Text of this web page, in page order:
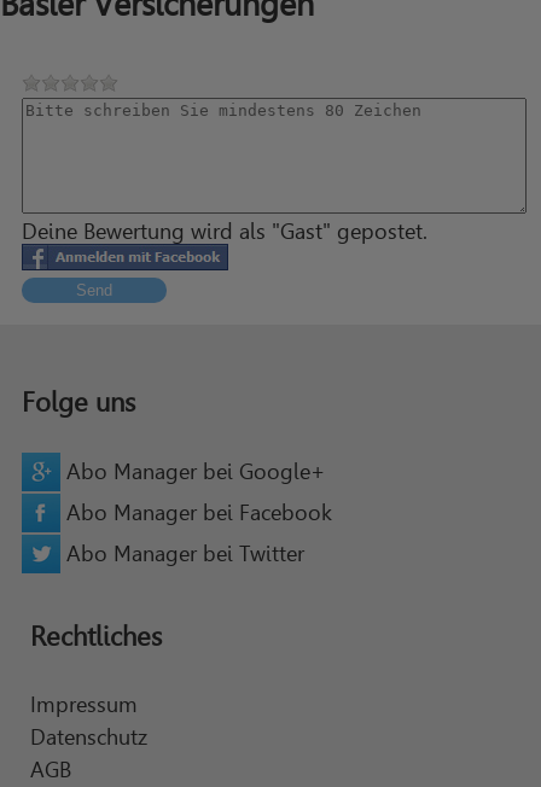
Deine Bewertung wird als "Gast" gepostet.
Send
Folge uns
Abo Manager bei Google+
Abo Manager bei Facebook
Abo Manager bei Twitter
Rechtliches
Impressum
Datenschutz
AGB